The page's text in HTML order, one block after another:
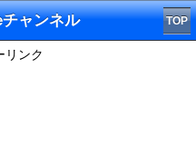
ャンネル TOP
リンク